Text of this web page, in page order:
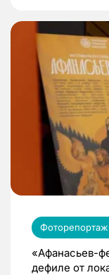
«Афанасьев-
дефиле от